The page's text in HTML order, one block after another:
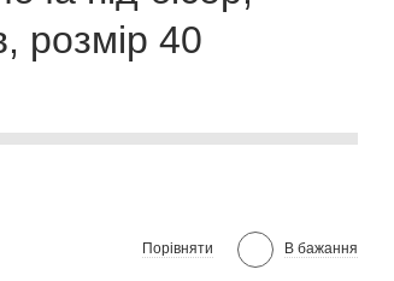
розмір 40
Порівняти В бажання